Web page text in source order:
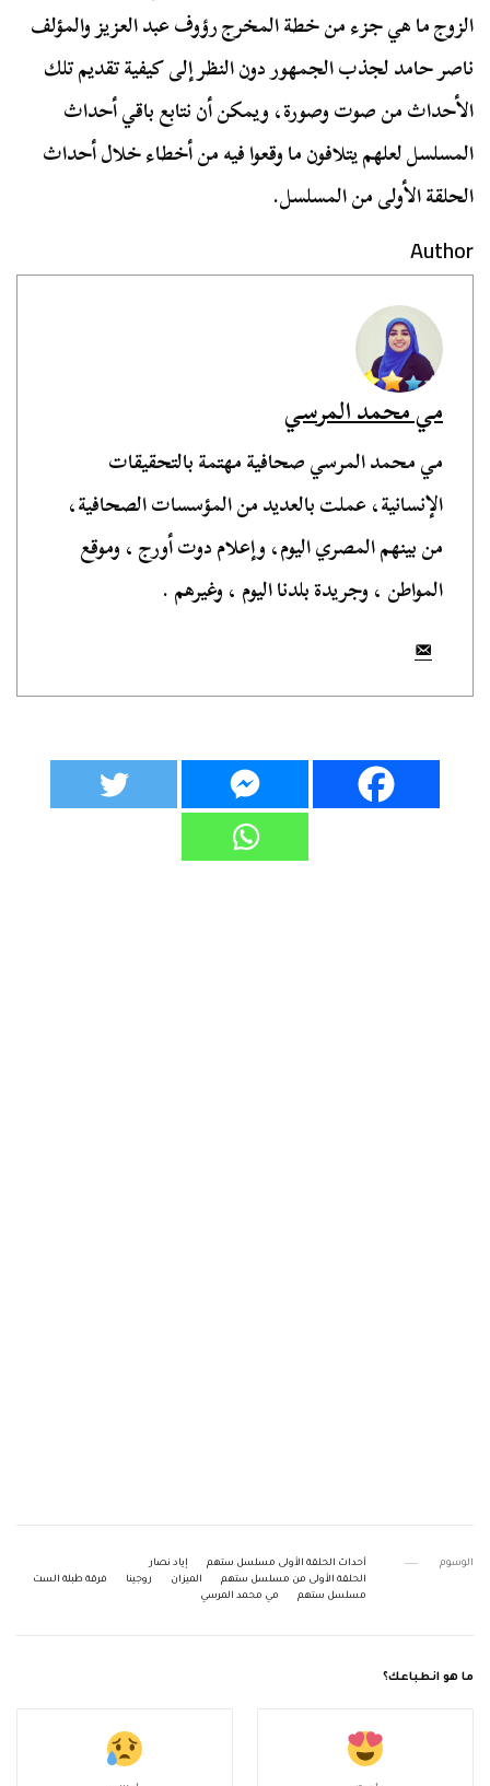
الزوج ما هي جزء من خطة المخرج رؤوف عبد العزيز والمؤلف
ناصر حامد لجذب الجمهور دون النظر إلى كيفية تقديم تلك
الأحداث من صوت وصورة، ويمكن أن نتابع باقي أحداث
المسلسل لعلهم يتلافون ما وقعوا فيه من أخطاء خلال أحداث
الحلقة الأولى من المسلسل.
Author
مي محمد المرسي
مي محمد المرسي صحافية مهتمة بالتحقيقات
الإنسانية، عملت بالعديد من المؤسسات الصحافية،
من بينهم المصري اليوم، وإعلام دوت أورج ، وموقع
المواطن ، وجريدة بلدنا اليوم ، وغيرهم .
الوسوم أحداث الحلقة الأولى مسلسل ستهم
إياد نصار
الحلقة الأولى من مسلسل ستهم
الميزان روجينا
فرقة طبلة الست
مسلسل ستهم
مي محمد المرسي
ما هو انطباعك؟